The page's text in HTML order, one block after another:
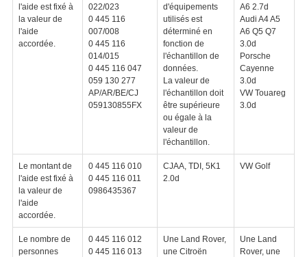
l'aide est fixé à
la valeur de
l'aide
accordée.
022/023
0 445 116
007/008
0 445 116
014/015
0 445 116 047
059 130 277
AP/AR/BE/CJ
059130855FX
d'équipements
utilisés est
déterminé en
fonction de
l'échantillon de
données.
La valeur de
l'échantillon doit
être supérieure
ou égale à la
valeur de
l'échantillon.
A6 2.7d
Audi A4 A5
A6 Q5 Q7
3.0d
Porsche
Cayenne
3.0d
VW Touareg
3.0d
Le montant de
l'aide est fixé à
la valeur de
l'aide
accordée.
0 445 116 010
0 445 116 011
0986435367
CJAA, TDI, 5K1
2.0d
VW Golf
Le nombre de
personnes
0 445 116 012
0 445 116 013
Une Land Rover,
une Citroën
Une Land
Rover, une